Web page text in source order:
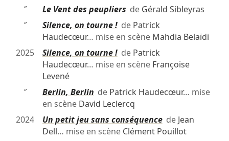
″
Le Vent des peupliers de Gérald Sibleyras
″
Silence, on tourne !de Patrick
Haudecœur… mise en scène Mahdia Belaïdi
2025
Silence, on tourne !de Patrick
Haudecœur… mise en scène Françoise
Levené
″
Berlin, Berlin de Patrick Haudecœur… mise
en scène David Leclercq
2024
Un petit jeu sans conséquencede Jean
Dell… mise en scène Clément Pouillot